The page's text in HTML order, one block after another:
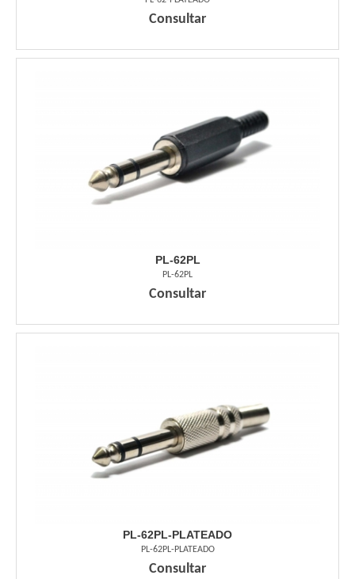
Consultar
PL-62PL
PL-62PL
Consultar
PL-62PL-PLATEADO
PL-62PL-PLATEADO
Consultar